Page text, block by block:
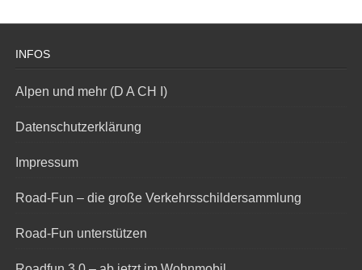
INFOS
Alpen und mehr (D A CH I)
Datenschutzerklärung
Impressum
Road-Fun – die große Verkehrsschildersammlung
Road-Fun unterstützen